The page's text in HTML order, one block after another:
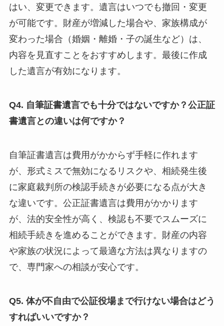
はい、変更できます。遺言はいつでも撤回・変更
が可能です。財産が増減した場合や、家族構成が
変わった場合（婚姻・離婚・子の誕生など）は、
内容を見直すことをおすすめします。最後に作成
した遺言が有効になります。
Q4. 自筆証書遺言でも十分ではないですか？公正証
書遺言との違いは何ですか？
自筆証書遺言は費用がかからず手軽に作れます
が、形式ミスで無効になるリスクや、相続発生後
に家庭裁判所の検認手続きが必要になる点が大き
な違いです。公正証書遺言は費用がかかります
が、法的安全性が高く、検認も不要でスムーズに
相続手続きを進めることができます。財産の内容
や家族の状況によって最適な方法は異なりますの
で、専門家への相談が安心です。
Q5. 体が不自由で公証役場まで行けない場合はどう
すればいいですか？